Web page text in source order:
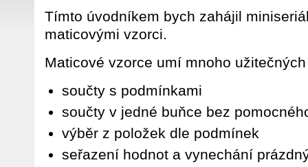
Tímto úvodníkem bych zahájil
maticovými vzorci.
Maticové vzorce umí mnoho
součty s podmínkami
součty v jedné buňce bez
výběr z položek dle podmínek
seřazení hodnot a vynechání